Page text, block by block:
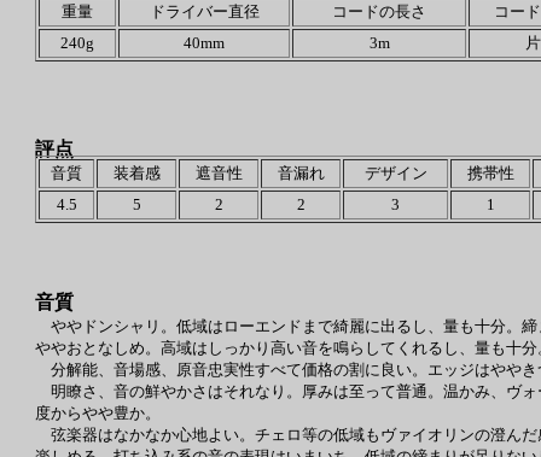
音質
ややドンシャリ。低域はローエンドまで綺麗に出るし、量も十分。
ややおとなしめ。高域はしっかり高い音を鳴らしてくれるし、量も十分
分解能、音場感、原音忠実性すべて価格の割に良い。エッジはやや
明瞭さ、音の鮮やかさはそれなり。厚みは至って普通。温かみ、ヴ
度からやや豊か。
弦楽器はなかなか心地よい。チェロ等の低域もヴァイオリンの澄ん
重量 ドライバー直径 コードの長さ
コー
240g
40mm 3m
評点
音質 装着感 遮音性 音漏れ デザイン
携帯性
4.5
5 2 2 3 1